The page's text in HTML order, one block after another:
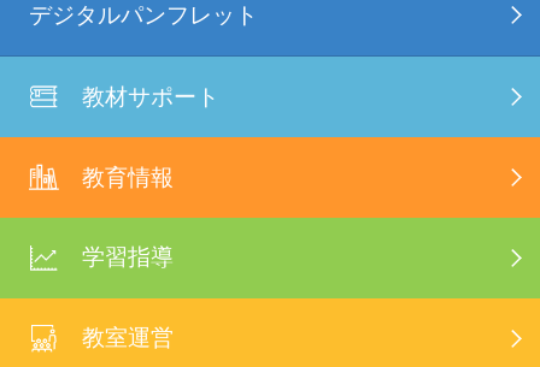
デジタルパンフレット
教材サポート
教育情報
学習指導
教室運営